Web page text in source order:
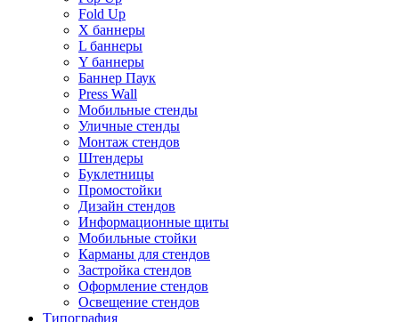
Fold Up
Х баннеры
L баннеры
Y баннеры
Баннер Паук
Press Wall
Мобильные стенды
Уличные стенды
Монтаж стендов
Штендеры
Буклетницы
Промостойки
Дизайн стендов
Информационные щиты
Мобильные стойки
Карманы для стендов
Застройка стендов
Оформление стендов
Освещение стендов
Типография